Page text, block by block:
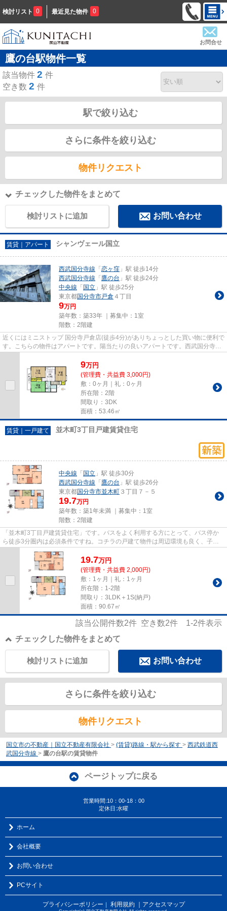
検討リスト 0 最近見た物件 0
お問合せ
鷹の台駅物件一覧
該当物件 2 件
空き数 2 件
駅で絞り込む
さらに条件を絞り込む
物件リクエスト
チェックした物件をまとめて
検討リストに追加 お問い合わせ
賃貸｜アパート シャンヴェール国立
西武国分寺線 「 恋ヶ窪 」駅 徒歩14分
西武国分寺線 「 鷹の台 」駅 徒歩24分
中央線 「 国立 」駅 徒歩25分
東京都国分寺市戸倉 ４丁目
9万円
築年数：築33年 ｜募集中： 1室
階数：2階建
近くにはミニストップ 国分寺戸倉店(徒歩4分)がありちょっとした買い物に便利で
す。こちらの物件はアパートです。陽当たりの良いアパートです。西武国分寺線
9万円
(管理費・共益費 3,000円)
敷：0ヶ月｜礼：0ヶ月
所在階：2階
間取り：3DK
面積：53.46㎡
賃貸｜一戸建て 並木町3丁目戸建賃貸住宅
中央線 「 国立 」駅 徒歩30分
西武国分寺線 「 鷹の台 」駅 徒歩26分
東京都国分寺市並木町 ３丁目７－５
19.7万円
築年数：築1年未満 ｜募集中： 1室
階数：2階建
「並木町3丁目戸建賃貸住宅」です。バスをよく利用する方にとって、バス停か
ら徒歩3分圏内は必須条件ですね。コチラの戸建て物件は周辺環境も良く、子育
てにもうってつけです。戸建て...
19.7万円
(管理費・共益費 2,000円)
敷：1ヶ月｜礼：1ヶ月
所在階：1-2階
間取り：3LDK＋1S(納戸)
面積：90.67㎡
該当公開件数2件 空き数2件 1-2件表示
チェックした物件をまとめて
お問い合わせ
検討リストに追加
さらに条件を絞り込む
物件リクエスト
国立市の不動産｜国立不動産有限会社 > (賃貸)路線・駅から探す > 西武鉄道西
武国分寺線 > 鷹の台駅の賃貸物件
ページトップに戻る
営業時間:10：00-18：00
定休日:水曜
ホーム
会社概要
お問い合わせ
PCサイト
プライバシーポリシー ｜ 利用規約 ｜アクセスマップ